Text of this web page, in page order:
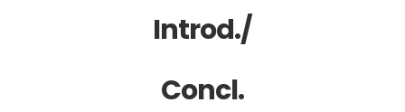
Introd./
Concl.